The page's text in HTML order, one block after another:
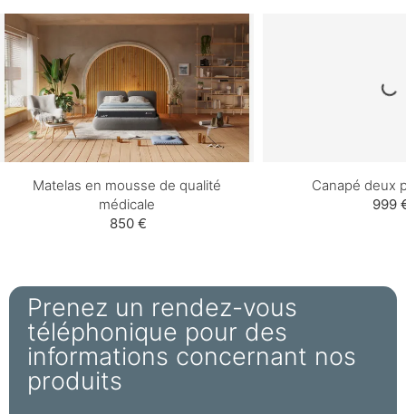
Matelas en mousse de qualité
médicale
850 €
Canapé deux
999
Prenez un rendez-vous
téléphonique pour des
informations concernant nos
produits